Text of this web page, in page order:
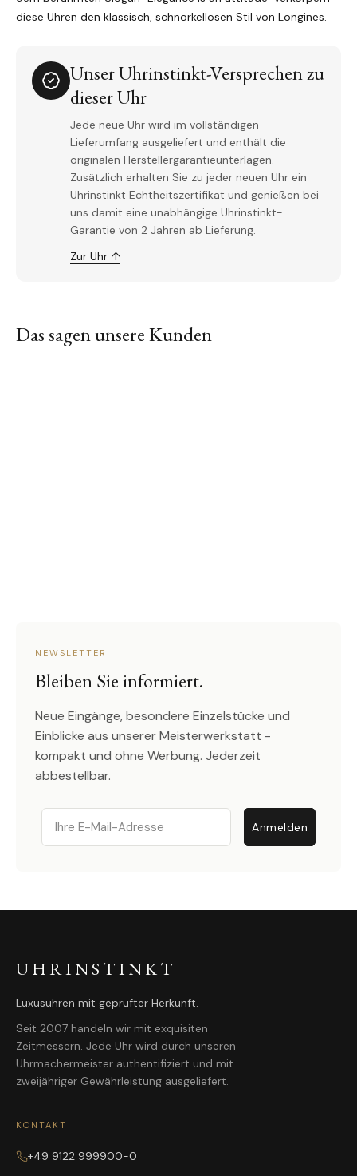
diese Uhren den klassisch, schnörkellosen Stil von Longines.
Unser Uhrinstinkt-Versprechen zu
dieser Uhr
Jede neue Uhr wird im vollständigen
Lieferumfang ausgeliefert und enthält die
originalen Herstellergarantieunterlagen.
Zusätzlich erhalten Sie zu jeder neuen Uhr ein
Uhrinstinkt Echtheitszertifikat und genießen bei
uns damit eine unabhängige Uhrinstinkt-
Garantie von 2 Jahren ab Lieferung.
Zur Uhr ↑
Das sagen unsere Kunden
NEWSLETTER
Bleiben Sie informiert.
Neue Eingänge, besondere Einzelstücke und
Einblicke aus unserer Meisterwerkstatt -
kompakt und ohne Werbung. Jederzeit
abbestellbar.
Email
Anmelden
UHRINSTINKT
Luxusuhren mit geprüfter Herkunft.
Seit 2007 handeln wir mit exquisiten
Zeitmessern. Jede Uhr wird durch unseren
Uhrmachermeister authentifiziert und mit
zweijähriger Gewährleistung ausgeliefert.
KONTAKT
+49 9122 999900-0